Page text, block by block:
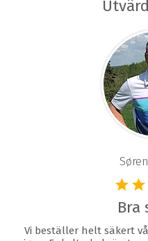
Bra
Vi beställer helt säkert